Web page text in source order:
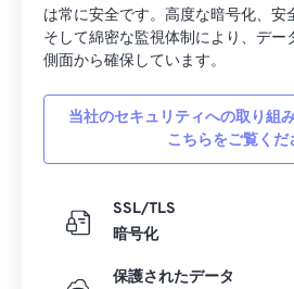
は常に安全です。高度な暗号化、安
そして綿密な監視体制により、デー
側面から確保しています。
当社のセキュリティへの取り組
こちらをご覧くだ
SSL/TLS
暗号化
保護されたデータ